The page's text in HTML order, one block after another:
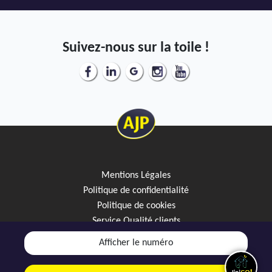
Afficher le numéro
Suivez-nous sur la toile !
Mentions Légales
Politique de confidentialité
Politique de cookies
Service Qualité clients
Créez votre alerte mail